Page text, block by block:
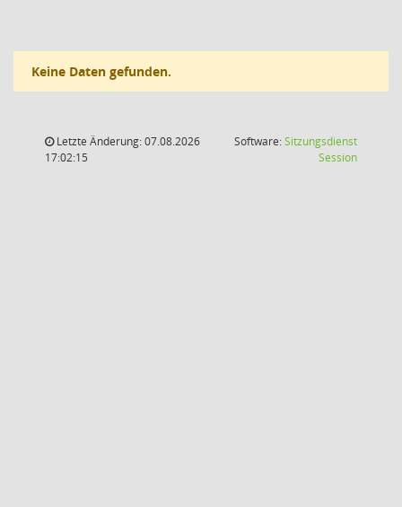
Keine Daten gefunden.
Letzte Änderung: 07.08.2026
17:02:15
Software:Sitzungsdienst
Session(Wird in